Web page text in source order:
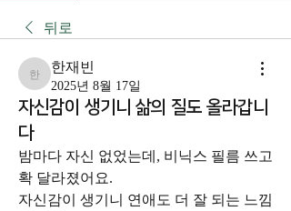
뒤로
한재빈
한재빈
2025년 8월 17일
자신감이 생기니 삶의 질도 올라갑니
다
밤마다 자신 없었는데, 비닉스 필름 쓰고
확 달라졌어요.
자신감이 생기니 연애도 더 잘 되는 느낌